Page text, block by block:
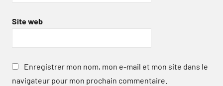
Site web
Enregistrer mon nom, mon e-mail et mon site dans le
navigateur pour mon prochain commentaire.